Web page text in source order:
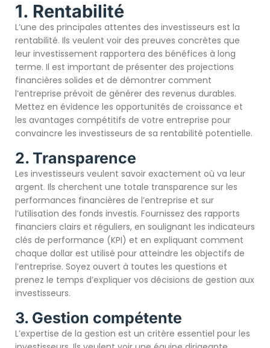
1. Rentabilité
L’une des principales attentes des investisseurs est la
rentabilité. Ils veulent voir des preuves concrètes que
leur investissement rapportera des bénéfices à long
terme. Il est important de présenter des projections
financières solides et de démontrer comment
l’entreprise prévoit de générer des revenus durables.
Mettez en évidence les opportunités de croissance et
les avantages compétitifs de votre entreprise pour
convaincre les investisseurs de sa rentabilité potentielle.
2. Transparence
Les investisseurs veulent savoir exactement où va leur
argent. Ils cherchent une totale transparence sur les
performances financières de l’entreprise et sur
l’utilisation des fonds investis. Fournissez des rapports
financiers clairs et réguliers, en soulignant les indicateurs
clés de performance (KPI) et en expliquant comment
chaque dollar est utilisé pour atteindre les objectifs de
l’entreprise. Soyez ouvert à toutes les questions et
prenez le temps d’expliquer vos décisions de gestion aux
investisseurs.
3. Gestion compétente
L’expertise de la gestion est un critère essentiel pour les